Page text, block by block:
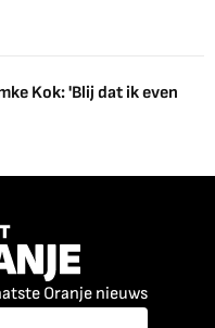
Kok: 'Blij dat ik even
Oranje nieuws